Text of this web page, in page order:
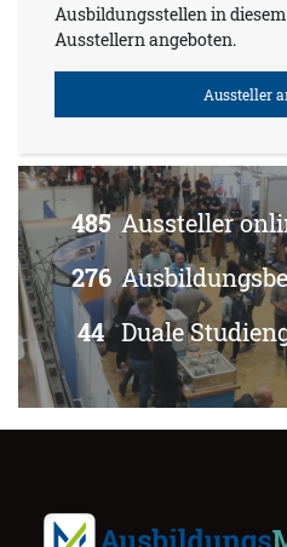
Ausbildungsstellen in
Ausstellern angeboten.
Aussteller
485Aussteller
276
44 Duale